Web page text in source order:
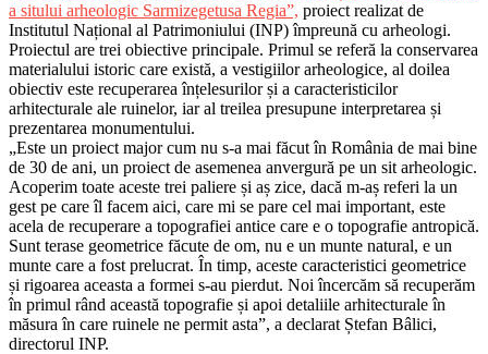
a sitului arheologic Sarmizegetusa Regia”, proiect realizat de
Institutul Național al Patrimoniului (INP) împreună cu arheologi.
Proiectul are trei obiective principale. Primul se referă la conservarea
materialului istoric care există, a vestigiilor arheologice, al doilea
obiectiv este recuperarea înțelesurilor și a caracteristicilor
arhitecturale ale ruinelor, iar al treilea presupune interpretarea și
prezentarea monumentului.
„Este un proiect major cum nu s-a mai făcut în România de mai bine
de 30 de ani, un proiect de asemenea anvergură pe un sit arheologic.
Acoperim toate aceste trei paliere și aș zice, dacă m-aș referi la un
gest pe care îl facem aici, care mi se pare cel mai important, este
acela de recuperare a topografiei antice care e o topografie antropică.
Sunt terase geometrice făcute de om, nu e un munte natural, e un
munte care a fost prelucrat. În timp, aceste caracteristici geometrice
și rigoarea aceasta a formei s-au pierdut. Noi încercăm să recuperăm
în primul rând această topografie și apoi detaliile arhitecturale în
măsura în care ruinele ne permit asta”, a declarat Ștefan Bâlici,
directorul INP.